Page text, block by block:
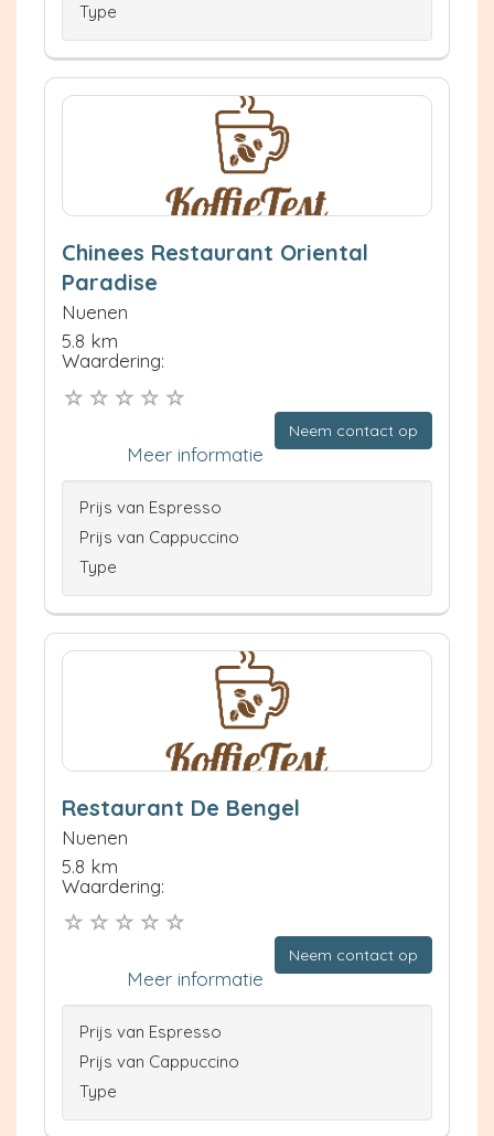
Type
Chinees Restaurant Oriental
Paradise
Nuenen
5.8 km
Waardering:
Neem contact op
Meer informatie
Prijs van Espresso
Prijs van Cappuccino
Type
Restaurant De Bengel
Nuenen
5.8 km
Waardering:
Neem contact op
Meer informatie
Prijs van Espresso
Prijs van Cappuccino
Type